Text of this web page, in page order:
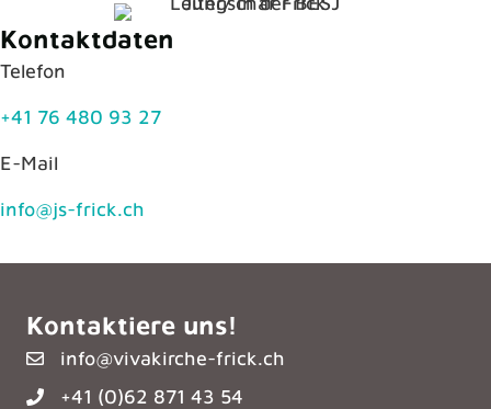
Kontaktdaten
Telefon
+41 76 480 93 27
E-Mail
info@js-frick.ch
Kontaktiere uns!
info@vivakirche-frick.ch
+41 (0)62 871 43 54